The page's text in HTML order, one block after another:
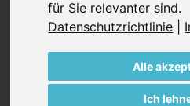
für Sie relevanter sind.
Datenschutzrichtlinie
Alle
Ich
VASF 2.50/2-
SEITENKANAL-